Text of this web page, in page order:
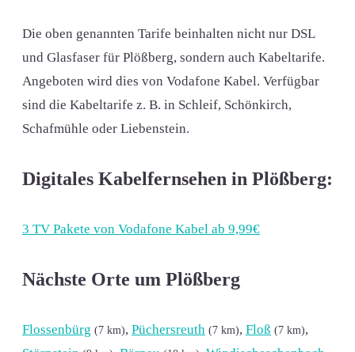
Die oben genannten Tarife beinhalten nicht nur DSL
und Glasfaser für Plößberg, sondern auch Kabeltarife.
Angeboten wird dies von Vodafone Kabel. Verfügbar
sind die Kabeltarife z. B. in Schleif, Schönkirch,
Schafmühle oder Liebenstein.
Digitales Kabelfernsehen in Plößberg:
3 TV Pakete von Vodafone Kabel ab 9,99€
Nächste Orte um Plößberg
Flossenbürg (7 km), Püchersreuth (7 km), Floß (7 km),